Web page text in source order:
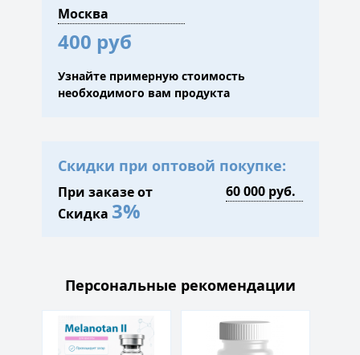
400 руб
Узнайте примерную стоимость
необходимого вам продукта
Скидки при оптовой покупке:
При заказе от
Скидка 3%
Персональные рекомендации